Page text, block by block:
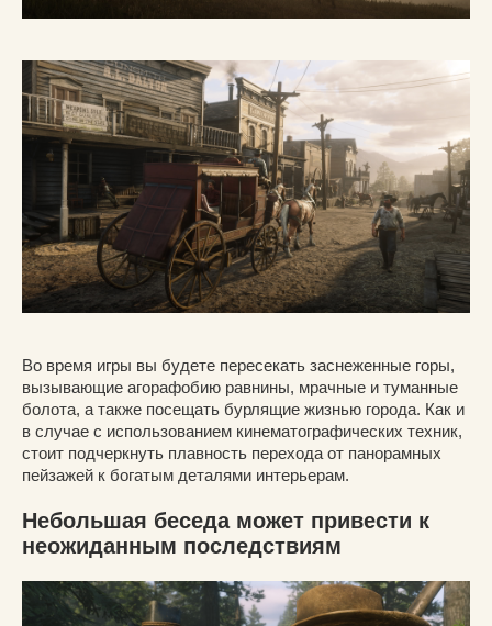
Во время игры вы будете пересекать заснеженные горы,
вызывающие агорафобию равнины, мрачные и туманные
болота, а также посещать бурлящие жизнью города. Как и
в случае с использованием кинематографических техник,
стоит подчеркнуть плавность перехода от панорамных
пейзажей к богатым деталями интерьерам.
Небольшая беседа может привести к
неожиданным последствиям